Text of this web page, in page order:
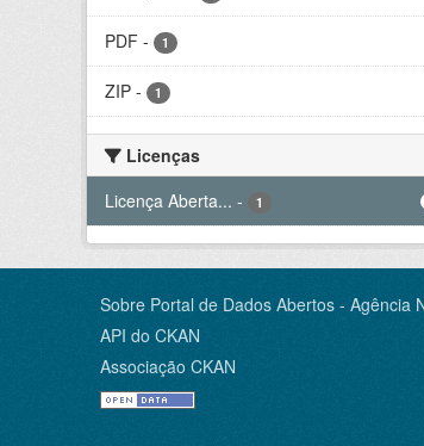
PDF - 1
ZIP - 1
Licenças
Licença Aberta... - 1
Sobre Portal de Dados Abertos - Agência
API do CKAN
Associação CKAN